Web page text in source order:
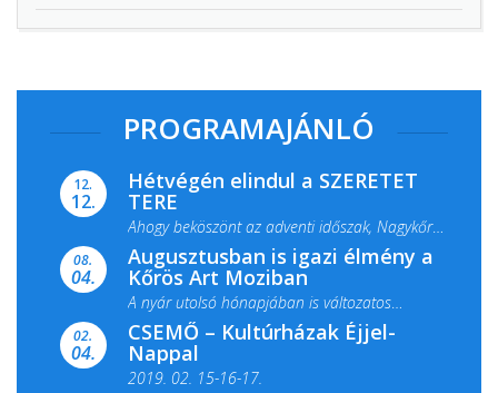
PROGRAMAJÁNLÓ
12.
12.
Hétvégén elindul a SZERETET
TERE
Ahogy beköszönt az adventi időszak, Nagykőrös
ismét megtelik ünnepi fénnyel és közös...
08.
04.
Augusztusban is igazi élmény a
Kőrös Art Moziban
A nyár utolsó hónapjában is változatos
filmkínálattal, családi...
02.
04.
CSEMŐ – Kultúrházak Éjjel-
Nappal
2019. 02. 15-16-17.